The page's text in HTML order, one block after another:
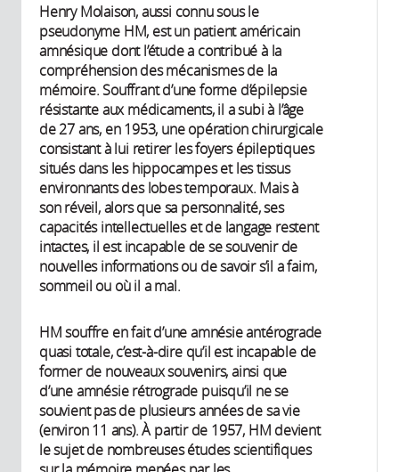
Henry Molaison, aussi connu sous le
pseudonyme HM, est un patient américain
amnésique dont l’étude a contribué à la
compréhension des mécanismes de la
mémoire. Souffrant d’une forme d’épilepsie
résistante aux médicaments, il a subi à l’âge
de 27 ans, en 1953, une opération chirurgicale
consistant à lui retirer les foyers épileptiques
situés dans les hippocampes et les tissus
environnants des lobes temporaux. Mais à
son réveil, alors que sa personnalité, ses
capacités intellectuelles et de langage restent
intactes, il est incapable de se souvenir de
nouvelles informations ou de savoir s’il a faim,
sommeil ou où il a mal.
HM souffre en fait d’une amnésie antérograde
quasi totale, c’est-à-dire qu’il est incapable de
former de nouveaux souvenirs, ainsi que
d’une amnésie rétrograde puisqu’il ne se
souvient pas de plusieurs années de sa vie
(environ 11 ans). À partir de 1957, HM devient
le sujet de nombreuses études scientifiques